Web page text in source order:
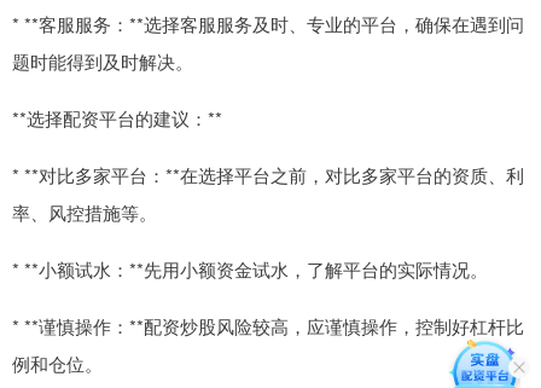
* **客服服务：**选择客服服务及时、专业的平台，确保在遇到问
题时能得到及时解决。
**选择配资平台的建议：**
* **对比多家平台：**在选择平台之前，对比多家平台的资质、利
率、风控措施等。
* **小额试水：**先用小额资金试水，了解平台的实际情况。
* **谨慎操作：**配资炒股风险较高，应谨慎操作，控制好杠杆比
例和仓位。